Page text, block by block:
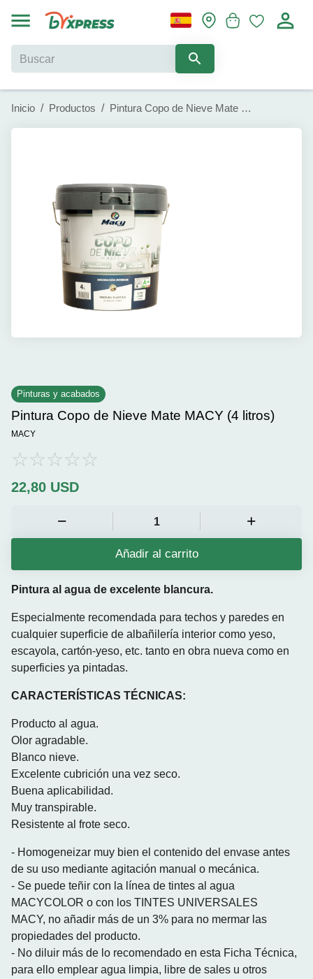
Inicio / Productos / Pintura Copo de Nieve Mate MACY (4 litros)
Pinturas y acabados
Pintura Copo de Nieve Mate MACY (4 litros)
MACY
22,80 USD
Añadir al carrito
Pintura al agua de excelente blancura.
Especialmente recomendada para techos y paredes en
cualquier superficie de albañilería interior como yeso,
escayola, cartón-yeso, etc. tanto en obra nueva como en
superficies ya pintadas.
CARACTERÍSTICAS TÉCNICAS:
Producto al agua.
Olor agradable.
Blanco nieve.
Excelente cubrición una vez seco.
Buena aplicabilidad.
Muy transpirable.
Resistente al frote seco.
- Homogeneizar muy bien el contenido del envase antes
de su uso mediante agitación manual o mecánica.
- Se puede teñir con la línea de tintes al agua
MACYCOLOR o con los TINTES UNIVERSALES
MACY, no añadir más de un 3% para no mermar las
propiedades del producto.
- No diluir más de lo recomendado en esta Ficha Técnica,
para ello emplear agua limpia, libre de sales u otros